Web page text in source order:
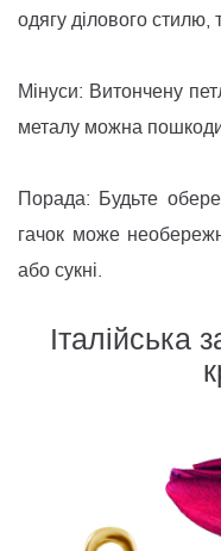
одягу ділового
Мінуси: Витончену
металу можна
Порада: Будьте
гачок може
або сукні.
Італійська